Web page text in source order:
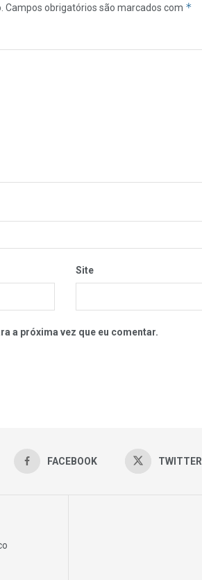
Campos obrigatórios são marcados com *
Site
a próxima vez que eu comentar.
FACEBOOK TWITTER